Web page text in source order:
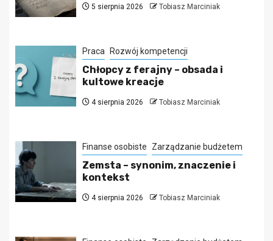
5 sierpnia 2026 Tobiasz Marciniak
Praca Rozwój kompetencji
Chłopcy z ferajny – obsada i
kultowe kreacje
4 sierpnia 2026 Tobiasz Marciniak
Finanse osobiste Zarządzanie budżetem
Zemsta – synonim, znaczenie i
kontekst
4 sierpnia 2026 Tobiasz Marciniak